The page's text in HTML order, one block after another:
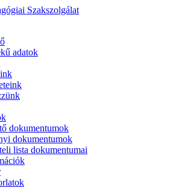
adatok
dokumentumok
dokumentumok
lista dokumentumai